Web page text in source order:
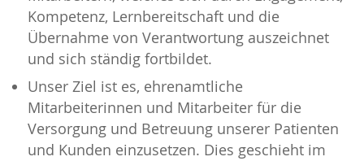
Kompetenz, Lernbereitschaft und die
Übernahme von Verantwortung auszeichnet
und sich ständig fortbildet.
Unser Ziel ist es, ehrenamtliche
Mitarbeiterinnen und Mitarbeiter für die
Versorgung und Betreuung unserer Patienten
und Kunden einzusetzen. Dies geschieht im